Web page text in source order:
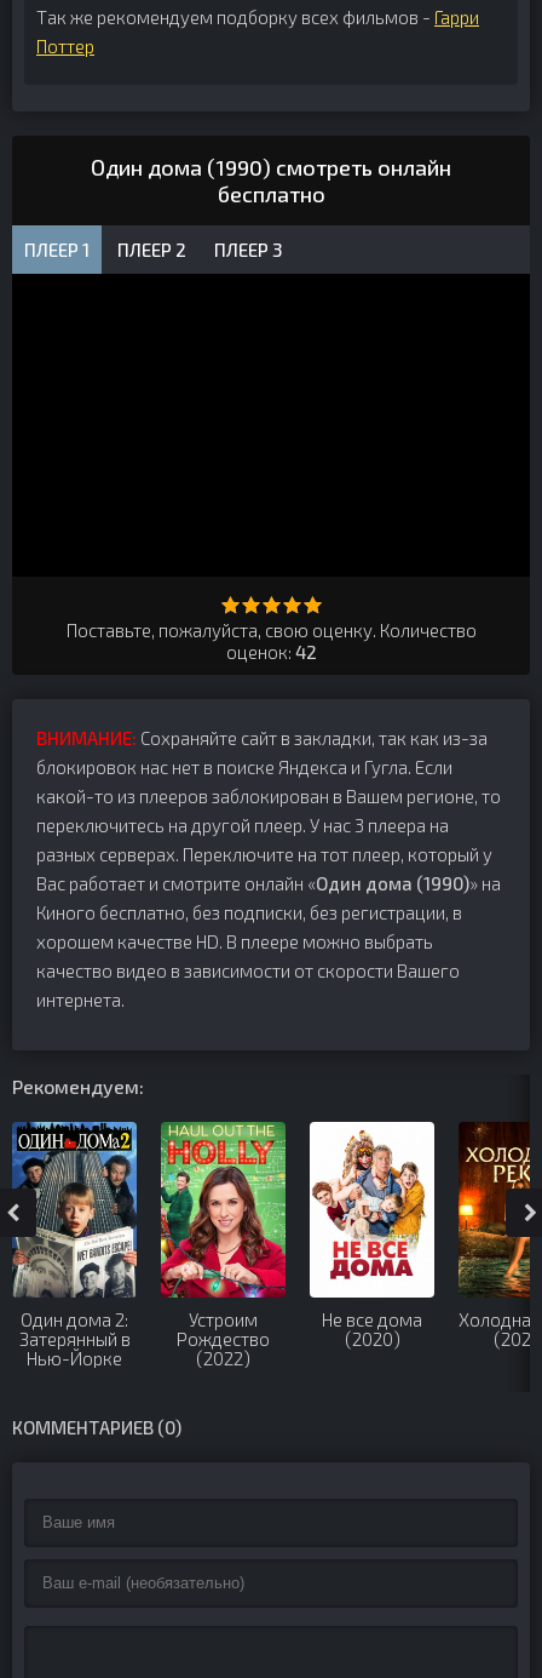
Так же рекомендуем подборку всех фильмов - Гарри
Поттер
Один дома (1990) смотреть онлайн
бесплатно
ПЛЕЕР 1 ПЛЕЕР 2 ПЛЕЕР 3
Поставьте, пожалуйста, свою оценку. Количество
оценок: 42
ВНИМАНИЕ: Сохраняйте сайт в закладки, так как из-за
блокировок нас нет в поиске Яндекса и Гугла. Если
какой-то из плееров заблокирован в Вашем регионе, то
переключитесь на другой плеер. У нас 3 плеера на
разных серверах. Переключите на тот плеер, который у
Вас работает и смотрите онлайн «Один дома (1990)» на
Киного бесплатно, без подписки, без регистрации, в
хорошем качестве HD. В плеере можно выбрать
качество видео в зависимости от скорости Вашего
интернета.
Рекомендуем:
Один дома 2:
Затерянный в
Нью-Йорке
Устроим
Рождество
(2022)
Не все дома
(2020)
КОММЕНТАРИЕВ (0)